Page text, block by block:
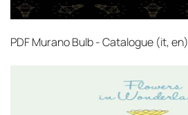
PDFMurano Bulb - Catalogue (it, en)‎